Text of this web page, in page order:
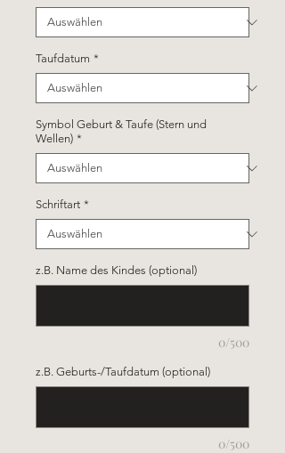
Taufdatum *
Symbol Geburt & Taufe (Stern und
Wellen) *
Schriftart *
z.B. Name des Kindes (optional)
0/500
z.B. Geburts-/Taufdatum (optional)
0/500